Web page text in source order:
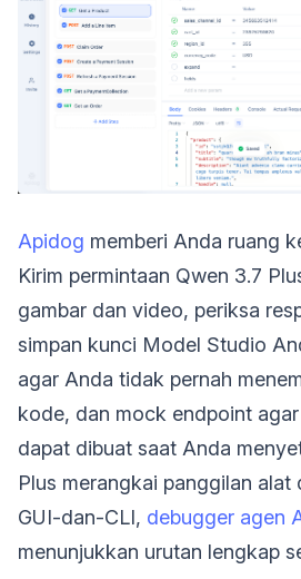
Apidog memberi Anda ruang
Kirim permintaan Qwen 3.7
gambar dan video, periksa
simpan kunci Model Studio
agar Anda tidak pernah
kode, dan mock endpoint
dapat dibuat saat Anda
Plus merangkai panggilan alat
GUI-dan-CLI, debugger agen
menunjukkan urutan lengkap